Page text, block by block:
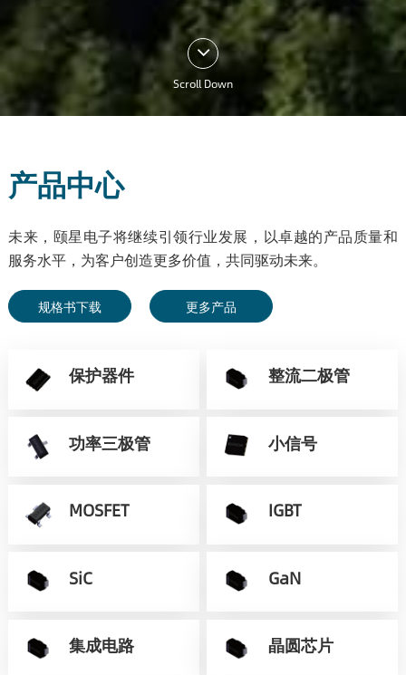
Scroll Down
产品中心
未来，颐星电子将继续引领行业发展，以卓越的产品质量和
服务水平，为客户创造更多价值，共同驱动未来。
规格书下载 更多产品
保护器件 整流二极管
功率三极管 小信号
MOSFET IGBT
SiC GaN
集成电路 晶圆芯片